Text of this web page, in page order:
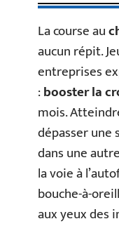
La course au
aucun répit.
entreprises
:booster la
mois.
dépasser une
dans une
la voie à
bouche-à-
aux yeux des